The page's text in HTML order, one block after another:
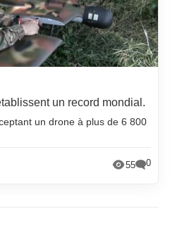
un record mondial.
un drone à plus de 6 800
55 0